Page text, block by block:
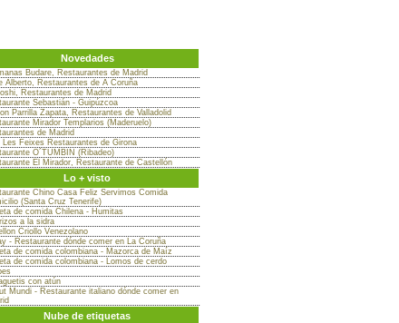
Novedades
Budare, Restaurantes de Madrid
Alberto, Restaurantes de A Coruña
Restaurantes de Madrid
Sebastián - Guipúzcoa
Parrilla Zapata, Restaurantes de Valladolid
Mirador Templarios (Maderuelo)
de Madrid
Les Feixes Restaurantes de Girona
O´TUMBIN (Ribadeo)
El Mirador, Restaurante de Castellón
Lo + visto
Chino Casa Feliz Servimos Comida
(Santa Cruz Tenerife)
de comida Chilena - Humitas
a la sidra
Criollo Venezolano
- Restaurante dónde comer en La Coruña
de comida colombiana - Mazorca de Maíz
de comida colombiana - Lomos de cerdo
con atún
Mundi - Restaurante italiano dónde comer en
Nube de etiquetas